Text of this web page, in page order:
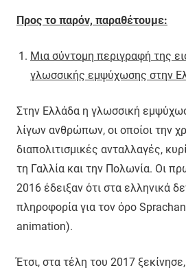
Προς το παρόν, παραθέτουμε:
Μια σύντομη περιγραφή της
γλωσσικής εμψύχωσης στην
Στην Ελλάδα η γλωσσική
λίγων ανθρώπων, οι οποίοι την
διαπολιτισμικές ανταλλαγές,
τη Γαλλία και την Πολωνία. Οι
2016 έδειξαν ότι στα ελληνικά
πληροφορία για τον όρο
animation).
Έτσι, στα τέλη του 2017